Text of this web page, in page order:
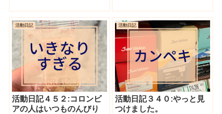
活動日記
活動日記４５２:コロンビ
アの人はいつものんびり
活動日記
活動日記３４０:やっと見
つけました。